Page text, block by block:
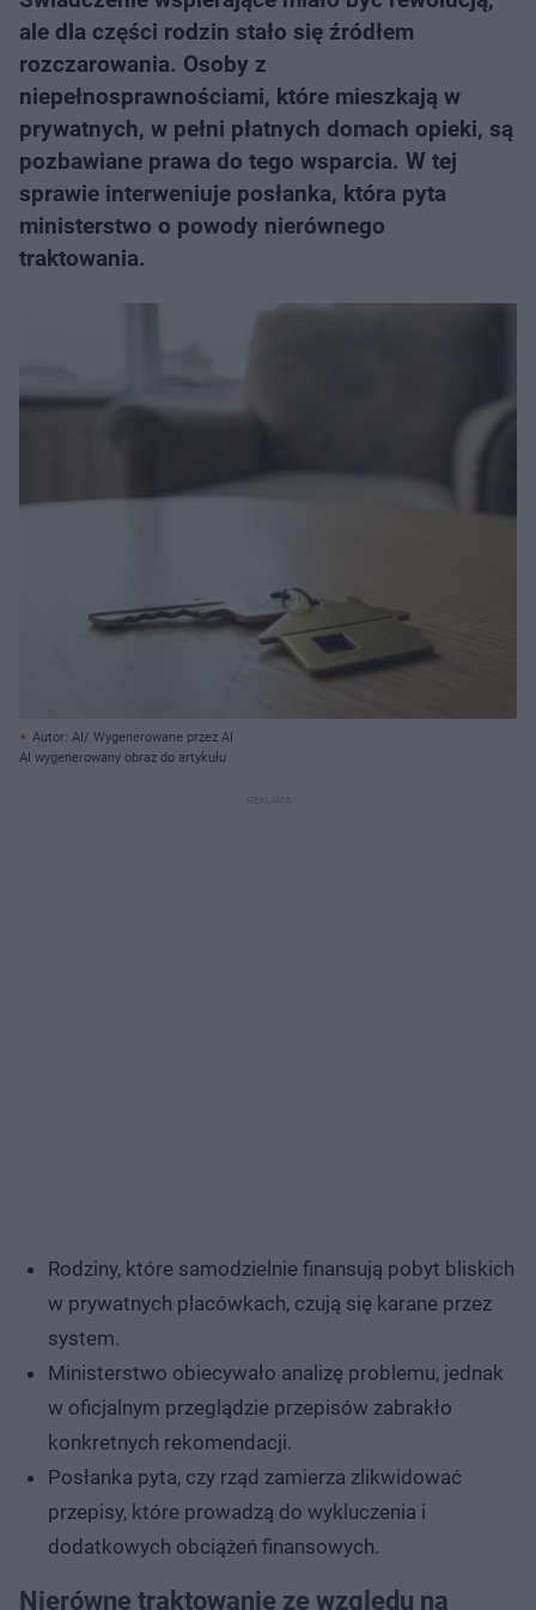
ale dla części rodzin stało się źródłem
rozczarowania. Osoby z
niepełnosprawnościami, które mieszkają w
prywatnych, w pełni płatnych domach opieki, są
pozbawiane prawa do tego wsparcia. W tej
sprawie interweniuje posłanka, która pyta
ministerstwo o powody nierównego
traktowania.
Autor: AI/ Wygenerowane przez AI
AI wygenerowany obraz do artykułu
Rodziny, które samodzielnie finansują pobyt bliskich
w prywatnych placówkach, czują się karane przez
system.
Ministerstwo obiecywało analizę problemu, jednak
w oficjalnym przeglądzie przepisów zabrakło
konkretnych rekomendacji.
Posłanka pyta, czy rząd zamierza zlikwidować
przepisy, które prowadzą do wykluczenia i
dodatkowych obciążeń finansowych.
Nierówne traktowanie ze względu na